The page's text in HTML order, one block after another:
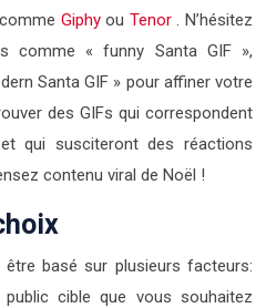
Giphyou Tenor. N’hésitez
comme « funny Santa GIF »,
Santa GIF » pour affiner votre
des GIFs qui correspondent
qui susciteront des réactions
contenu viral de Noël !
basé sur plusieurs facteurs:
cible que vous souhaitez